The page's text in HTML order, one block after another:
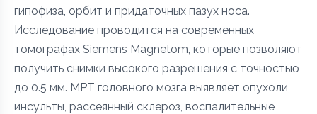
гипофиза, орбит и придаточных пазух носа.
Исследование проводится на современных
томографах Siemens Magnetom, которые позволяют
получить снимки высокого разрешения с точностью
до 0.5 мм. МРТ головного мозга выявляет опухоли,
инсульты, рассеянный склероз, воспалительные